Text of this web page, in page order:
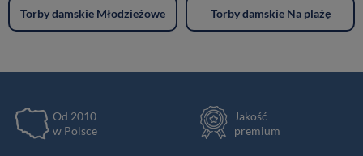
Torby damskie Młodzieżowe Torby damskie Na plażę
Od 2010
w Polsce
Jakość
premium